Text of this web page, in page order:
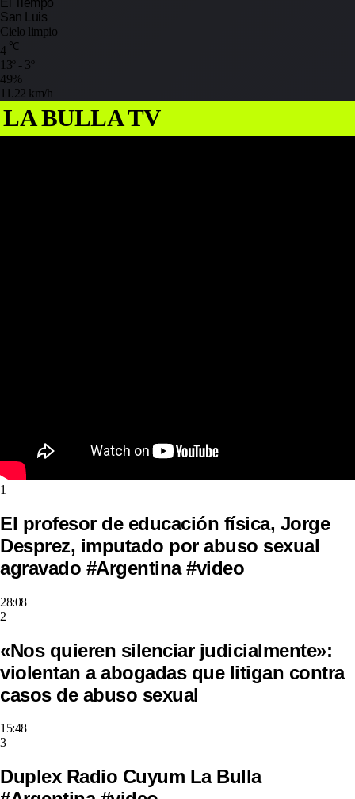
San Luis
Cielo limpio
4 ℃
13º - 3º
49%
11.22 km/h
LA BULLA TV
1
El profesor de educación física, Jorge
Desprez, imputado por abuso sexual
agravado #Argentina #video
28:08
2
«Nos quieren silenciar judicialmente»:
violentan a abogadas que litigan contra
casos de abuso sexual
15:48
3
Duplex Radio Cuyum La Bulla